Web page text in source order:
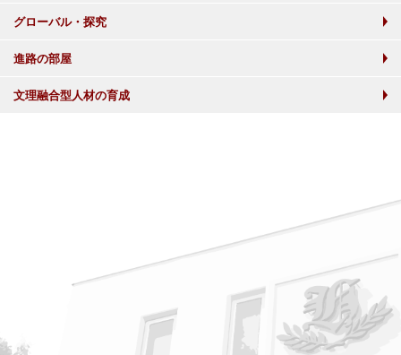
グローバル・探究
進路の部屋
文理融合型人材の育成